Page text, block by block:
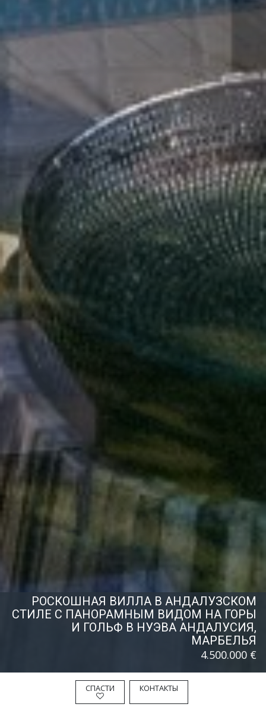
СПАСТИ КОНТАКТЫ
РОСКОШНАЯ ВИЛЛА В АНДАЛУЗСКОМ
СТИЛЕ С ПАНОРАМНЫМ ВИДОМ НА ГОРЫ
И ГОЛЬФ В НУЭВА АНДАЛУСИЯ,
МАРБЕЛЬЯ
4.500.000 €